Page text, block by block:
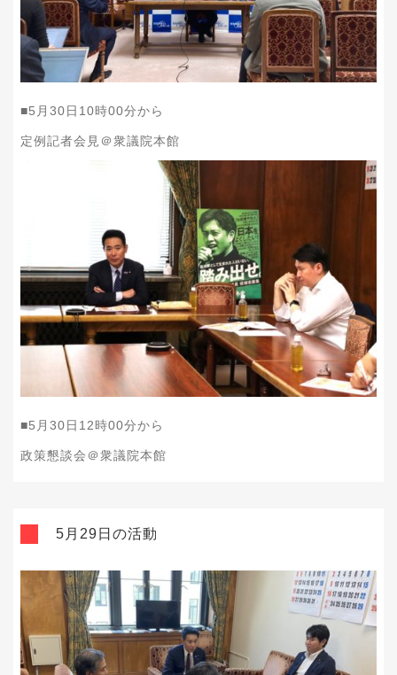
■5月30日10時00分から
定例記者会見＠衆議院本館
■5月30日12時00分から
政策懇談会＠衆議院本館
5月29日の活動